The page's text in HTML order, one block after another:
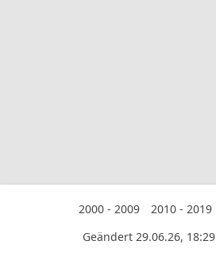
2000 - 2009 2010 - 2019
Geändert29.06.26, 18:29